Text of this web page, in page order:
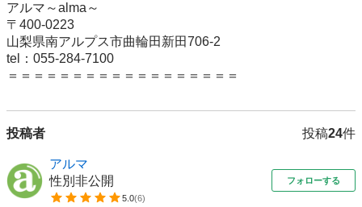
アルマ～alma～
〒400-0223
山梨県南アルプス市曲輪田新田706-2
tel：055-284-7100
投稿者 投稿24件
アルマ
性別非公開
5.0(6)
フォローする